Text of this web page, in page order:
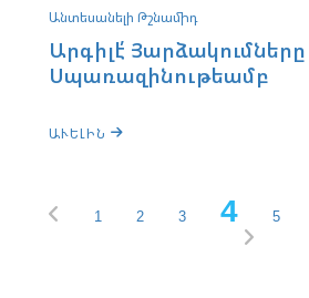
Անտեսանելի Թշնամիդ
Արգիլէ՛
Սպառազինութեամբ
ԱՒԵԼԻՆ
1 2 3 4 5